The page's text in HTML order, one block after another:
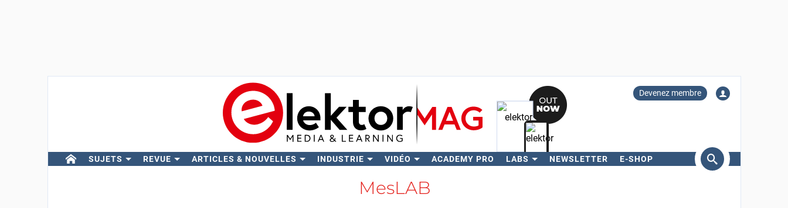
Devenez membre
SUJETS REVUE ARTICLES & NOUVELLES INDUSTRIE VIDÉO ACADEMY PRO LABS NEWSLETTER E-SHOP
MesLAB